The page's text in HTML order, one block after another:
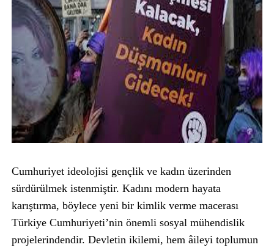
Cumhuriyet ideolojisi gençlik ve kadın üzerinden
sürdürülmek istenmiştir. Kadını modern hayata
karıştırma, böylece yeni bir kimlik verme macerası
Türkiye Cumhuriyeti’nin önemli sosyal mühendislik
projelerindendir. Devletin ikilemi, hem âileyi toplumun